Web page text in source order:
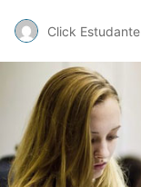
Click Estudante